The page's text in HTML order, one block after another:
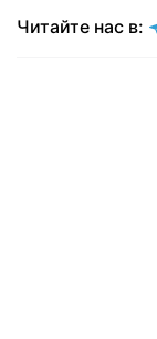
Читайте нас в: